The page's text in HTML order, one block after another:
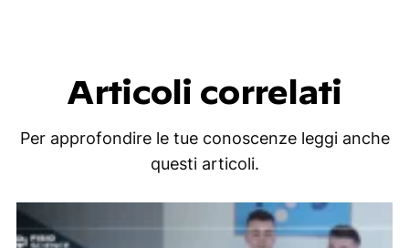
Articoli correlati
Per approfondire le tue conoscenze leggi anche
questi articoli.